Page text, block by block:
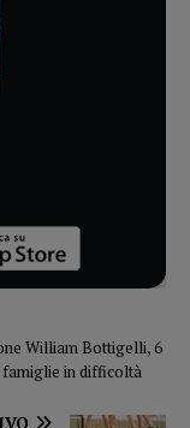
William Bottigelli, 6
famiglie in difficoltà